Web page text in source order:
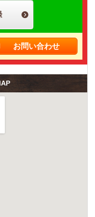
お問い合わせ